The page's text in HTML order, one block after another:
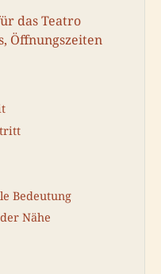
das Teatro
Öffnungszeiten
Bedeutung
Nähe